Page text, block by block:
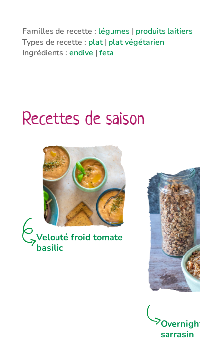
Familles de recette : légumes | produits laitiers
Types de recette : plat| plat végétarien
Ingrédients : endive | feta
Recettes de saison
Velouté froid tomate
basilic
Overnight
sarrasin